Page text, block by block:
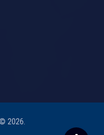
2026.